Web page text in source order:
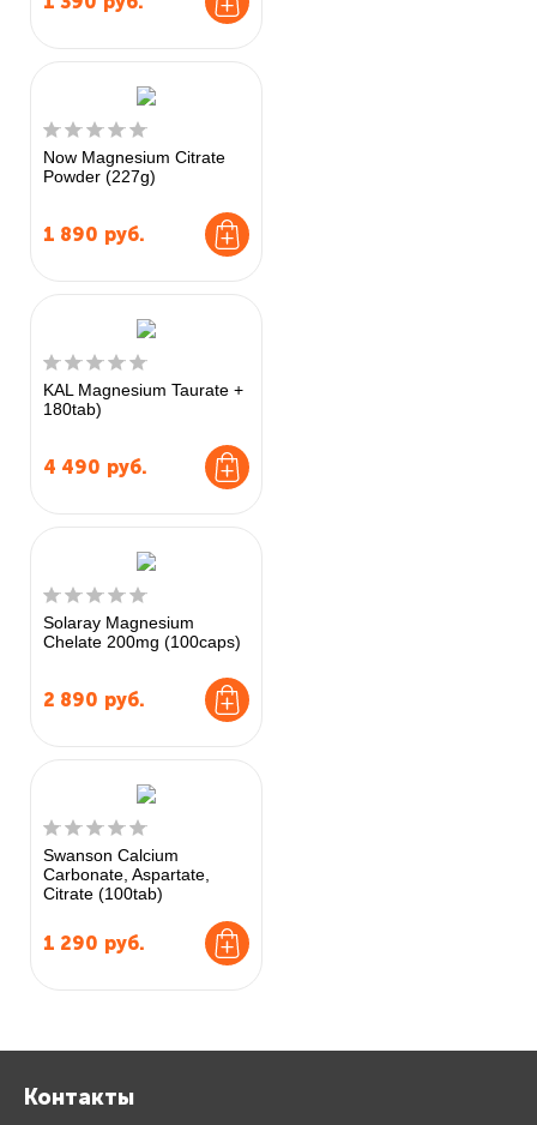
Now Magnesium Citrate
Powder (227g)
1 890 руб.
KAL Magnesium Taurate +
180tab)
4 490 руб.
Solaray Magnesium
Chelate 200mg (100caps)
2 890 руб.
Swanson Calcium
Carbonate, Aspartate,
Citrate (100tab)
1 290 руб.
Контакты